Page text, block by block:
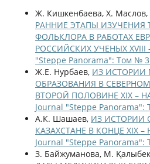
Ж. Кишкенбаева, Х.
РАННИЕ ЭТАПЫ ИЗУЧЕНИЯ
ФОЛЬКЛОРА В РАБОТАХ
РОССИЙСКИХ УЧЕНЫХ XVIII
"Steppe Panorama": Том № 3
Ж.Е. Нурбаев, ИЗ ИСТОРИИ
ОБРАЗОВАНИЯ В
ВТОРОЙ ПОЛОВИНЕ XIX –
Journal "Steppe Panorama":
А.К. Шашаев, ИЗ ИСТОРИИ
КАЗАХСТАНЕ В КОНЦЕ ХIХ –
Journal "Steppe Panorama":
З. Байжуманова, М.